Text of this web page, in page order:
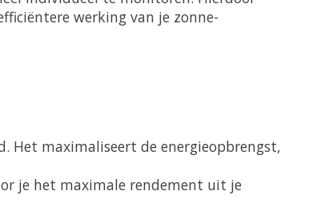
werking van je zonne-
Het maximaliseert de energieopbrengst,
je het maximale rendement uit je